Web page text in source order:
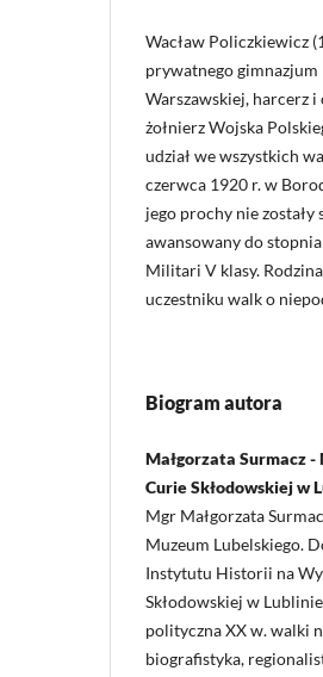
Wacław Policzkiewicz
prywatnego gimnazjum
Warszawskiej, harcerz
żołnierz Wojska
udział we wszystkich
czerwca 1920 r. w
jego prochy nie
awansowany do
Militari V klasy.
uczestniku walk o
Biogram autora
Małgorzata Surmacz
Curie Skłodowskiej w
Mgr Małgorzata
Muzeum Lubelskiego.
Instytutu Historii na
Skłodowskiej w
polityczna XX w. walki
biografistyka,